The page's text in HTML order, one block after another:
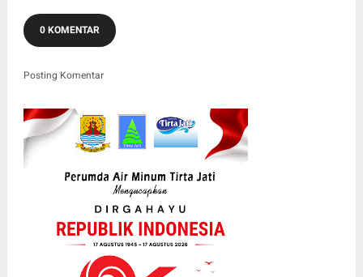
0 KOMENTAR
Posting Komentar